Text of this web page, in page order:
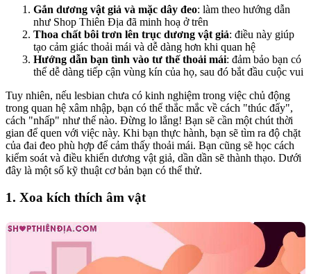
Gắn dương vật giả và mặc dây đeo: làm theo hướng dẫn
như Shop Thiên Địa đã minh hoạ ở trên
Thoa chất bôi trơn lên trục dương vật giả: điều này giúp
tạo cảm giác thoải mái và dễ dàng hơn khi quan hệ
Hướng dẫn bạn tình vào tư thế thoải mái: đảm bảo bạn có
thể dễ dàng tiếp cận vùng kín của họ, sau đó bắt đầu cuộc vui
Tuy nhiên, nếu lesbian chưa có kinh nghiệm trong việc chủ động
trong quan hệ xâm nhập, bạn có thể thắc mắc về cách "thúc đẩy",
cách "nhấp" như thế nào. Đừng lo lắng! Bạn sẽ cần một chút thời
gian để quen với việc này. Khi bạn thực hành, bạn sẽ tìm ra độ chặt
của đai đeo phù hợp để cảm thấy thoải mái. Bạn cũng sẽ học cách
kiểm soát và điều khiển dương vật giả, dần dần sẽ thành thạo. Dưới
đây là một số kỹ thuật cơ bản bạn có thể thử.
1. Xoa kích thích âm vật